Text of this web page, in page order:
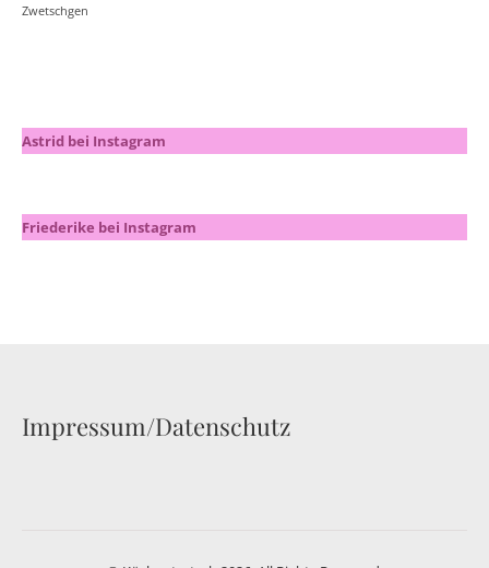
Zwetschgen
Astrid bei Instagram
Friederike bei Instagram
Impressum/Datenschutz